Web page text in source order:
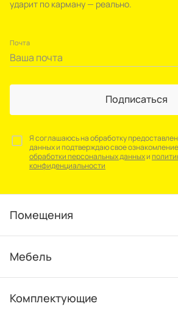
ударит по карману — реально.
Почта
Подписаться
Я соглашаюсь на обработку
данных и подтверждаю свое
обработки персональных данныхи
конфиденциальности
Помещения
Мебель
Комплектующие